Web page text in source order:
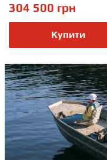
304 500 грн
Купити